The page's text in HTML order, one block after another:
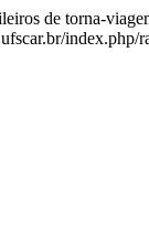
de torna-
index.php/